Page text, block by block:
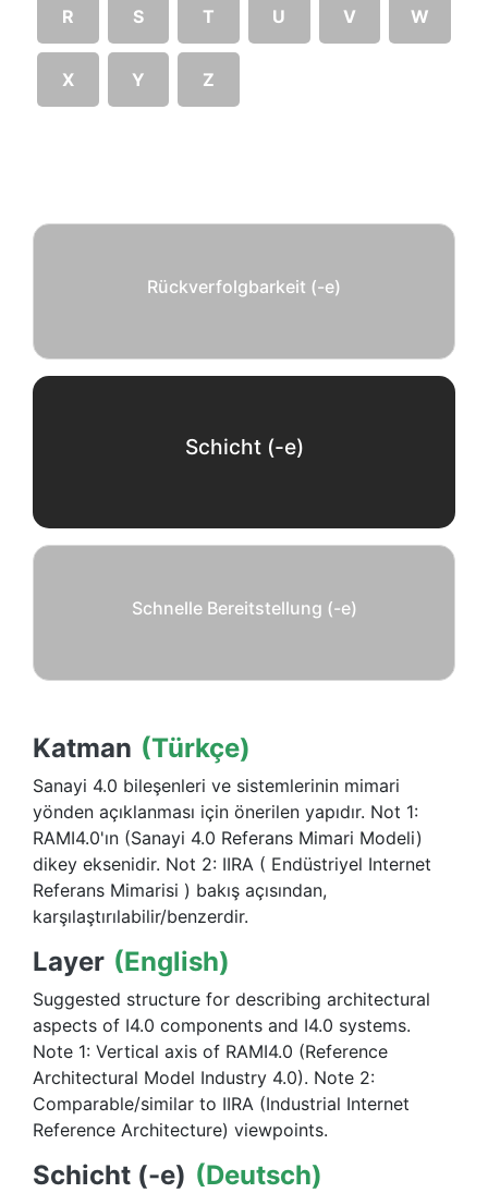
R S T U V W
X Y Z
Rückverfolgbarkeit (-e)
Schicht (-e)
Schnelle Bereitstellung (-e)
Katman (Türkçe)
Sanayi 4.0 bileşenleri ve sistemlerinin mimari
yönden açıklanması için önerilen yapıdır. Not 1:
RAMI4.0'ın (Sanayi 4.0 Referans Mimari Modeli)
dikey eksenidir. Not 2: IIRA ( Endüstriyel Internet
Referans Mimarisi ) bakış açısından,
karşılaştırılabilir/benzerdir.
Layer (English)
Suggested structure for describing architectural
aspects of I4.0 components and I4.0 systems.
Note 1: Vertical axis of RAMI4.0 (Reference
Architectural Model Industry 4.0). Note 2:
Comparable/similar to IIRA (Industrial Internet
Reference Architecture) viewpoints.
Schicht (-e) (Deutsch)